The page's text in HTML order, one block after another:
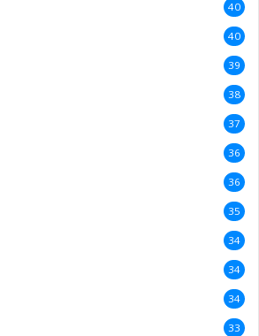
40
40
39
38
37
36
36
35
34
34
34
33